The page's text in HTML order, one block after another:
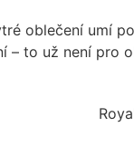
oblečení umí
to už není pro